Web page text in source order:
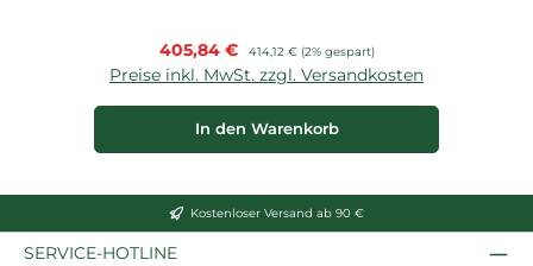
Verkaufspreis:
405,84 € Regulärer Preis:
414,12 € (2% gespart)
Preise inkl. MwSt. zzgl. Versandkosten
In den Warenkorb
Kostenloser Versand ab 90 €
SERVICE-HOTLINE